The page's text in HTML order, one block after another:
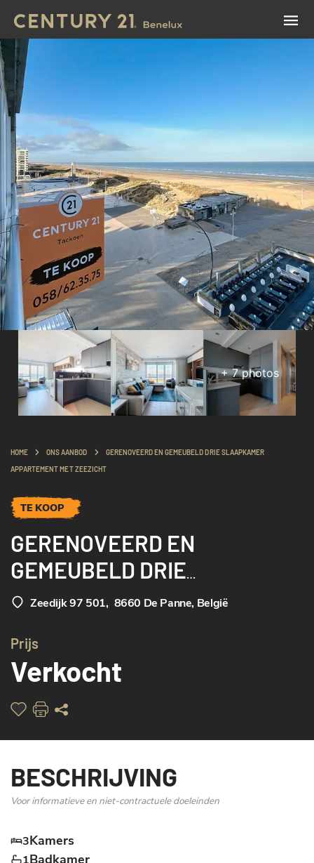
+7photos
HOME ONS AANBOD
GERENOVEERD EN GEMEUBELD DRIE SLAAPKAMER
APPARTEMENT MET ZEEZICHT
TE KOOP
GERENOVEERD EN
GEMEUBELD DRIE
SLAAPKAMER
ZEEZICHT
Zeedijk 97 501, 8660 De Panne, België
Prijs
Verkocht
BESCHRIJVING
Voor informatieve en niet-contractuele doeleinden
3Kamers
1Badkamer